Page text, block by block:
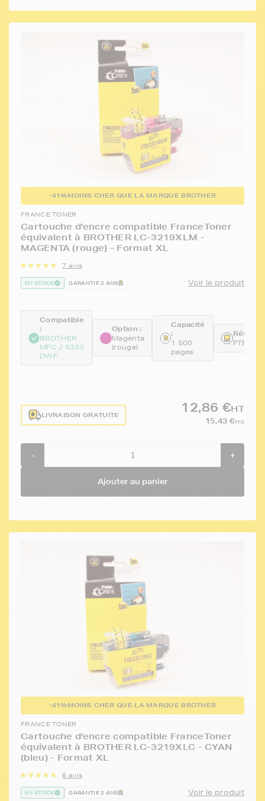
-41%MOINS CHER QUE LA MARQUE BROTHER
FRANCE TONER
Cartouche d'encre compatible FranceToner
équivalent à BROTHER LC-3219XLM -
MAGENTA (rouge) - Format XL
7 avis
EN STOCK GARANTIE 2 ANS Voir le produit
Compatible
:
BROTHER
MFC J 5335
DWF
Option :
Magenta
(rouge)
Capacité
:
1 500
pages
LIVRAISON GRATUITE
12,86 €HT
15,43 €TTC
- +
Ajouter au panier
-41%MOINS CHER QUE LA MARQUE BROTHER
FRANCE TONER
Cartouche d'encre compatible FranceToner
équivalent à BROTHER LC-3219XLC - CYAN
(bleu) - Format XL
6 avis
EN STOCK GARANTIE 2 ANS Voir le produit